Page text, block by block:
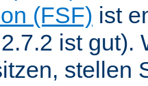
(FSF) ist
ist gut).
stellen